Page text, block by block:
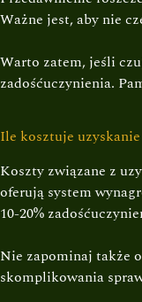
Ważne jest, aby nie
Warto zatem, jeśli
zadośćuczynienia.
Ile kosztuje
Koszty związane z
oferują system
10-20%
Nie zapominaj także
skomplikowania